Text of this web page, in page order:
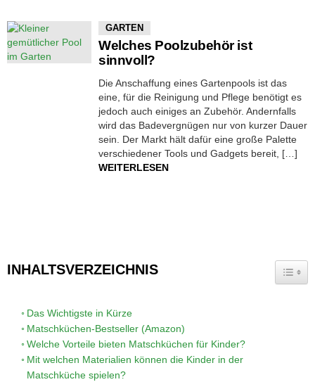
GARTEN
Welches Poolzubehör ist
sinnvoll?
Die Anschaffung eines Gartenpools ist das
eine, für die Reinigung und Pflege benötigt es
jedoch auch einiges an Zubehör. Andernfalls
wird das Badevergnügen nur von kurzer Dauer
sein. Der Markt hält dafür eine große Palette
verschiedener Tools und Gadgets bereit, […]
WEITERLESEN
INHALTSVERZEICHNIS
Das Wichtigste in Kürze
Matschküchen-Bestseller (Amazon)
Welche Vorteile bieten Matschküchen für Kinder?
Mit welchen Materialien können die Kinder in der
Matschküche spielen?